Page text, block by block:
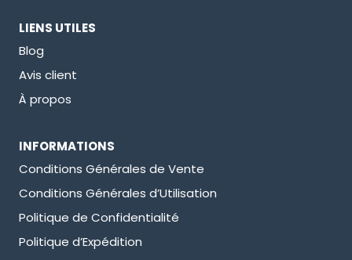
LIENS UTILES
Blog
Avis client
À propos
INFORMATIONS
Conditions Générales de Vente
Conditions Générales d’Utilisation
Politique de Confidentialité
Politique d’Expédition